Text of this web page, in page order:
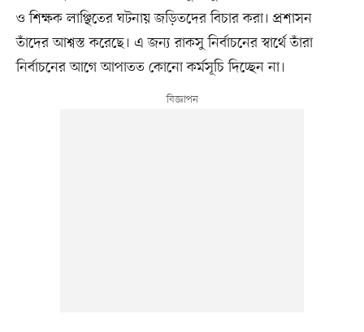
ও শিক্ষক লাঞ্ছিতের ঘটনায় জড়িতদের বিচার করা। প্রশাসন
তাঁদের আশ্বস্ত করেছে। এ জন্য রাকসু নির্বাচনের স্বার্থে তাঁরা
নির্বাচনের আগে আপাতত কোনো কর্মসূচি দিচ্ছেন না।